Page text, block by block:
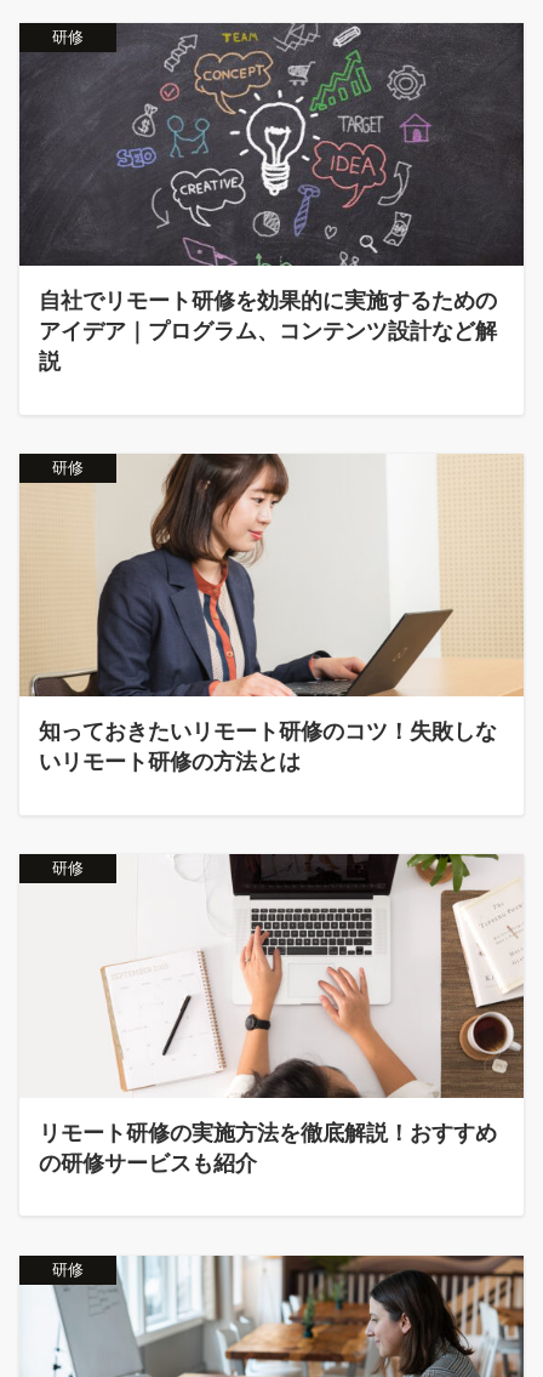
研修
自社でリモート研修を効果的に実施するための
アイデア｜プログラム、コンテンツ設計など解
説
研修
知っておきたいリモート研修のコツ！失敗しな
いリモート研修の方法とは
研修
リモート研修の実施方法を徹底解説！おすすめ
の研修サービスも紹介
研修